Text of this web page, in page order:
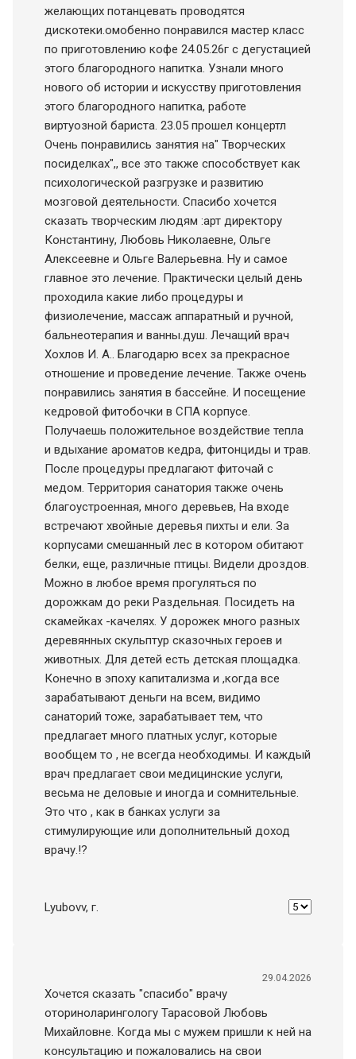
желающих потанцевать проводятся
дискотеки.омобенно понравился мастер класс
по приготовлению кофе 24.05.26г с дегустацией
этого благородного напитка. Узнали много
нового об истории и искусству приготовления
этого благородного напитка, работе
виртуозной бариста. 23.05 прошел концертл
Очень понравились занятия на" Творческих
посиделках",, все это также способствует как
психологической разгрузке и развитию
мозговой деятельности. Спасибо хочется
сказать творческим людям :арт директору
Константину, Любовь Николаевне, Ольге
Алексеевне и Ольге Валерьевна. Ну и самое
главное это лечение. Практически целый день
проходила какие либо процедуры и
физиолечение, массаж аппаратный и ручной,
бальнеотерапия и ванны.душ. Лечащий врач
Хохлов И. А.. Благодарю всех за прекрасное
отношение и проведение лечение. Также очень
понравились занятия в бассейне. И посещение
кедровой фитобочки в СПА корпусе.
Получаешь положительное воздействие тепла
и вдыхание ароматов кедра, фитонциды и трав.
После процедуры предлагают фиточай с
медом. Территория санатория также очень
благоустроенная, много деревьев, На входе
встречают хвойные деревья пихты и ели. За
корпусами смешанный лес в котором обитают
белки, еще, различные птицы. Видели дроздов.
Можно в любое время прогуляться по
дорожкам до реки Раздельная. Посидеть на
скамейках -качелях. У дорожек много разных
деревянных скульптур сказочных героев и
животных. Для детей есть детская площадка.
Конечно в эпоху капитализма и ,когда все
зарабатывают деньги на всем, видимо
санаторий тоже, зарабатывает тем, что
предлагает много платных услуг, которые
вообщем то , не всегда необходимы. И каждый
врач предлагает свои медицинские услуги,
весьма не деловые и иногда и сомнительные.
Это что , как в банках услуги за
стимулирующие или дополнительный доход
врачу.!?
Lyubovv, г.
29.04.2026
Хочется сказать "спасибо" врачу
оториноларингологу Тарасовой Любовь
Михайловне. Когда мы с мужем пришли к ней на
консультацию и пожаловались на свои